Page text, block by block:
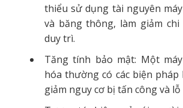
thiểu sử dụng tài nguyên
và băng thông, làm giảm
duy trì.
Tăng tính bảo mật: Một
hóa thường có các biện
giảm nguy cơ bị tấn công và